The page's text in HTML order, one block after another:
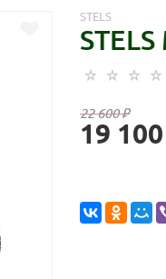
STELS
22 600 ₽
19